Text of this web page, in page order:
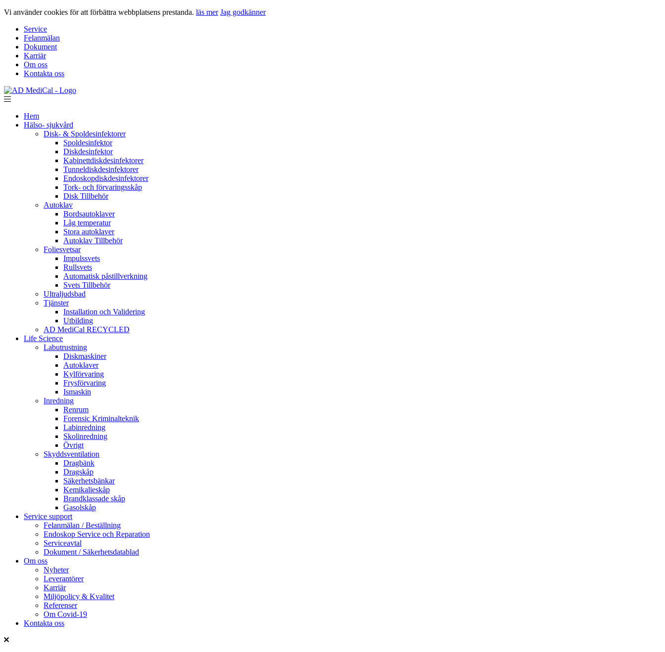
Vi använder cookies för att förbättra webbplatsens prestanda. läs mer Jag godkänner
Service
Felanmälan
Dokument
Karriär
Om oss
Kontakta oss
Hem
Hälso- sjukvård
Disk- & Spoldesinfektorer
Spoldesinfektor
Diskdesinfektor
Kabinettdiskdesinfektorer
Tunneldiskdesinfektorer
Endoskopdiskdesinfektorer
Tork- och förvaringsskåp
Disk Tillbehör
Autoklav
Bordsautoklaver
Låg temperatur
Stora autoklaver
Autoklav Tillbehör
Foliesvetsar
Impulssvets
Rullsvets
Automatisk påstillverkning
Svets Tillbehör
Ultraljudsbad
Tjänster
Installation och Validering
Utbilding
AD MediCal RECYCLED
Life Science
Labutrustning
Diskmaskiner
Autoklaver
Kylförvaring
Frysförvaring
Ismaskin
Inredning
Renrum
Forensic Kriminalteknik
Labinredning
Skolinredning
Övrigt
Skyddsventilation
Dragbänk
Dragskåp
Säkerhetsbänkar
Kemikalieskåp
Brandklassade skåp
Gasolskåp
Service support
Felanmälan / Beställning
Endoskop Service och Reparation
Serviceavtal
Dokument / Säkerhetsdatablad
Om oss
Nyheter
Leverantörer
Karriär
Miljöpolicy & Kvalitet
Referenser
Om Covid-19
Kontakta oss